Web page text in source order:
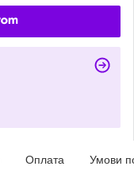
Оплата Умови